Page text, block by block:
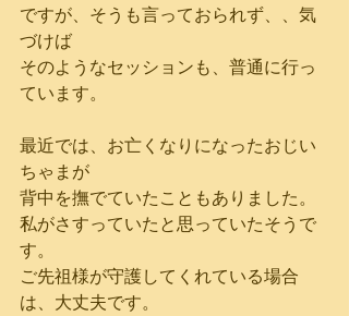
ですが、そうも言っておられず、、気
づけば
そのようなセッションも、普通に行っ
ています。
最近では、お亡くなりになったおじい
ちゃまが
背中を撫でていたこともありました。
私がさすっていたと思っていたそうで
す。
ご先祖様が守護してくれている場合
は、大丈夫です。